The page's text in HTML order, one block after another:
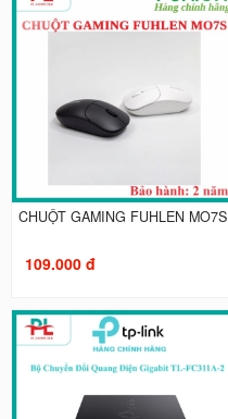
CHUỘT GAMING FUHLEN MO7S
109.000 đ